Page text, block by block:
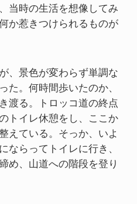
当時の生活を想像してみ
か惹きつけられるものが
、景色が変わらず単調な
た。何時間歩いたのか、
渡る。トロッコ道の終点
トイレ休憩をし、ここか
えている。そっか、いよ
ならってトイレに行き、
め、山道への階段を登り